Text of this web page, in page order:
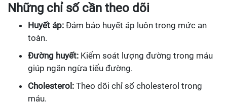
Những chỉ số cần theo dõi
Huyết áp: Đảm bảo huyết áp luôn trong mức an
toàn.
Đường huyết: Kiểm soát lượng đường trong máu
giúp ngăn ngừa tiểu đường.
Cholesterol: Theo dõi chỉ số cholesterol trong
máu.